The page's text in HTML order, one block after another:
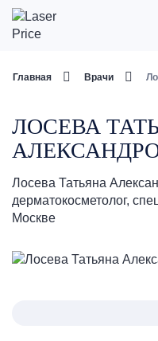
Главная Врачи
ЛОСЕВА
Лосева Татьяна
дерматокосметолог,
Москве